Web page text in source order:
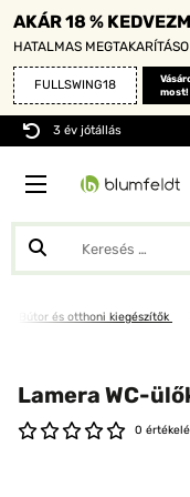
AKÁR 18 %
HATALMAS
FULLSWING18
most!
3 év jótállás
Bútor és otthoni kiegészítők
Lamera WC-
0